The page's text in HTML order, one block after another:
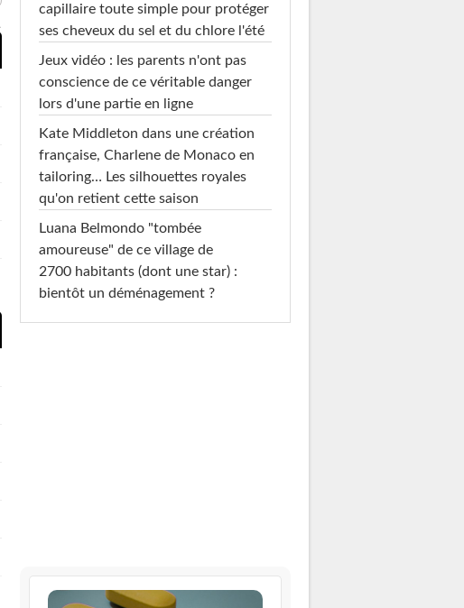
capillaire toute simple pour protéger
ses cheveux du sel et du chlore l'été
Jeux vidéo : les parents n'ont pas
conscience de ce véritable danger
lors d'une partie en ligne
Kate Middleton dans une création
française, Charlene de Monaco en
tailoring… Les silhouettes royales
qu'on retient cette saison
Luana Belmondo "tombée
amoureuse" de ce village de
2700 habitants (dont une star) :
bientôt un déménagement ?